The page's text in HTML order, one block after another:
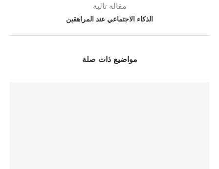
مقالة تالية
الذكاء الاجتماعي عند المراهقين
مواضيع ذات صلة